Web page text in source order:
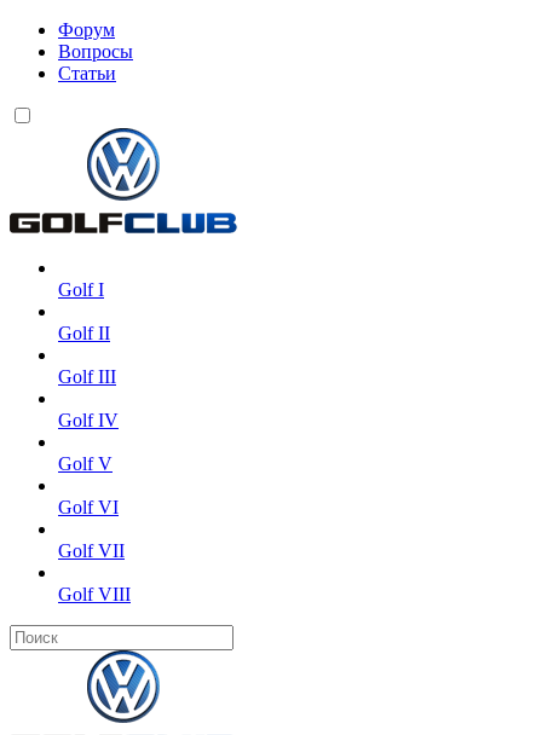
Форум
Вопросы
Статьи
Golf I
Golf II
Golf III
Golf IV
Golf V
Golf VI
Golf VII
Golf VIII